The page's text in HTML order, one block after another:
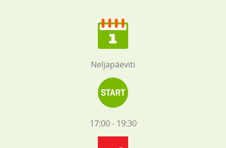
Neljapäeviti
17:00 - 19:30